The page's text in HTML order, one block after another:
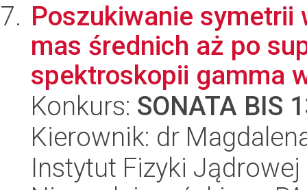
Poszukiwanie symetrii
mas średnich aż po
spektroskopii gamma
Konkurs: SONATA BIS
Kierownik: dr
Instytut Fizyki